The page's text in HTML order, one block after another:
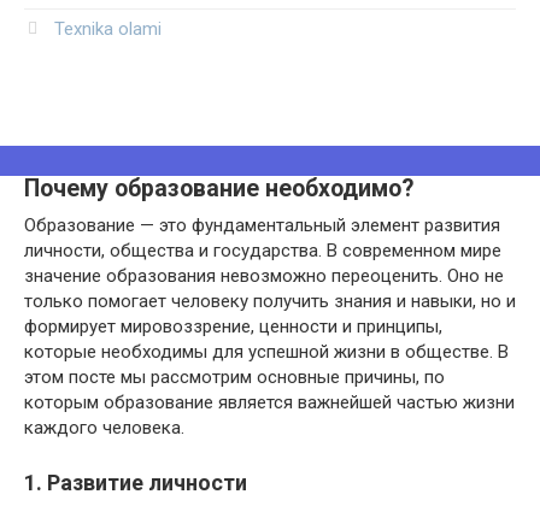
Texnika olami
Почему образование необходимо?
Образование — это фундаментальный элемент развития
личности, общества и государства. В современном мире
значение образования невозможно переоценить. Оно не
только помогает человеку получить знания и навыки, но и
формирует мировоззрение, ценности и принципы,
которые необходимы для успешной жизни в обществе. В
этом посте мы рассмотрим основные причины, по
которым образование является важнейшей частью жизни
каждого человека.
1. Развитие личности